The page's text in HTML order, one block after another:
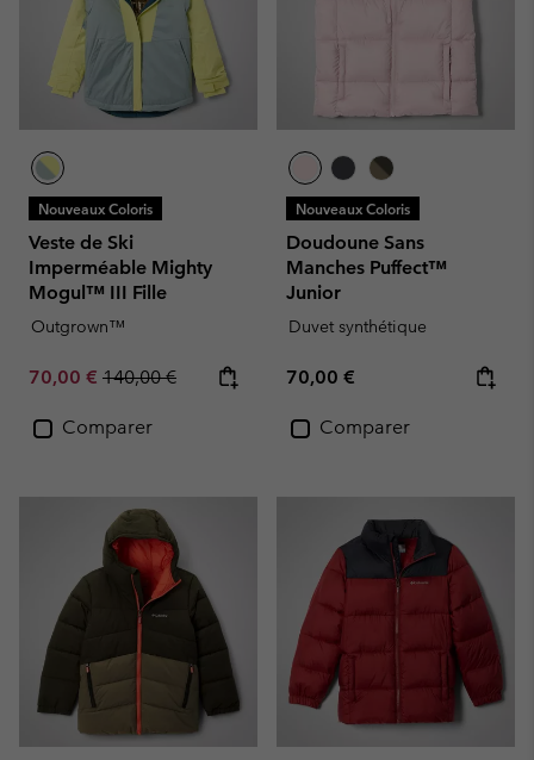
Nouveaux Coloris
Veste de Ski
Imperméable Mighty
Mogul™ III Fille
Outgrown™
Sale price:
70,00 € Regular price:
140,00 €
Comparer
Nouveaux Coloris
Doudoune Sans
Manches Puffect™
Junior
Duvet synthétique
Regular price:
70,00 €
Comparer